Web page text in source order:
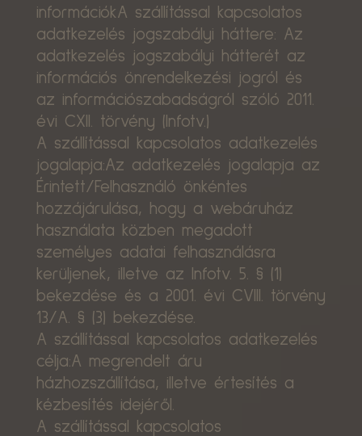
információkA szállítással kapcsolatos
adatkezelés jogszabályi háttere: Az
adatkezelés jogszabályi hátterét az
információs önrendelkezési jogról és
az információszabadságról szóló 2011.
évi CXII. törvény (Infotv.)
A szállítással kapcsolatos adatkezelés
jogalapja:Az adatkezelés jogalapja az
Érintett/Felhasználó önkéntes
hozzájárulása, hogy a webáruház
használata közben megadott
személyes adatai felhasználásra
kerüljenek, illetve az Infotv. 5. § (1)
bekezdése és a 2001. évi CVIII. törvény
13/A. § (3) bekezdése.
A szállítással kapcsolatos adatkezelés
célja:A megrendelt áru
házhozszállítása, illetve értesítés a
kézbesítés idejéről.
A szállítással kapcsolatos